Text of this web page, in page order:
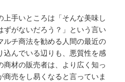
上手いところは「そんな美味し
ずがないだろう？」という言い
ルチ商法を勧める人間の最近の
込んでいる辺りも、悪質性を感
商材の販売者は、より広く知っ
売をし易くなると言っていま